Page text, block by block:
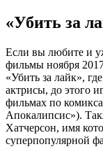
«Убить за
Если вы любите и
фильмы ноября
«Убить за лайк»,
актрисы, до этого
фильмах по
Апокалипсис»).
Хатчерсон, имя
суперпопулярной